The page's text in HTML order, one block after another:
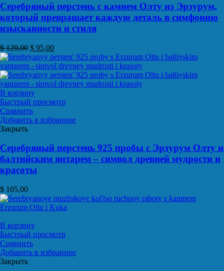
Серебряный перстень с камнем Олту из Эрзурум,
который превращает каждую деталь в симфонию
изысканности и стиля
$120,00 $ 95,00
В корзину
Быстрый просмотр
Сравнить
Добавить в избранное
Закрыть
Серебряный перстень 925 пробы с Эрзурум Олту и
балтийским янтарем – символ древней мудрости и
красоты
$ 105,00
В корзину
Быстрый просмотр
Сравнить
Добавить в избранное
Закрыть